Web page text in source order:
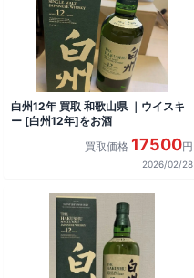
白州12年 買取 和歌山県 ｜ウイスキ
ー [白州12年]をお酒
買取価格 17500円
2026/02/28